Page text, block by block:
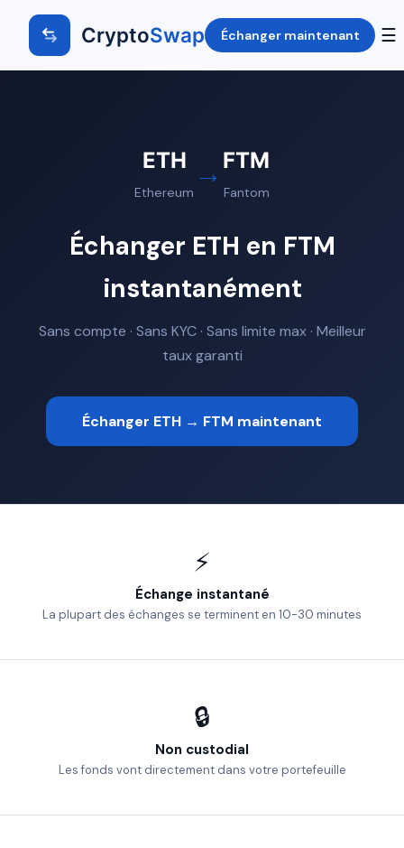
CryptoSwap Échanger maintenant ☰
ETH
Ethereum
→ FTM
Fantom
Échanger ETH en FTM
instantanément
Sans compte · Sans KYC · Sans limite max · Meilleur
taux garanti
Échanger ETH → FTM maintenant
⚡
Échange instantané
La plupart des échanges se terminent en 10-30 minutes
🔒
Non custodial
Les fonds vont directement dans votre portefeuille